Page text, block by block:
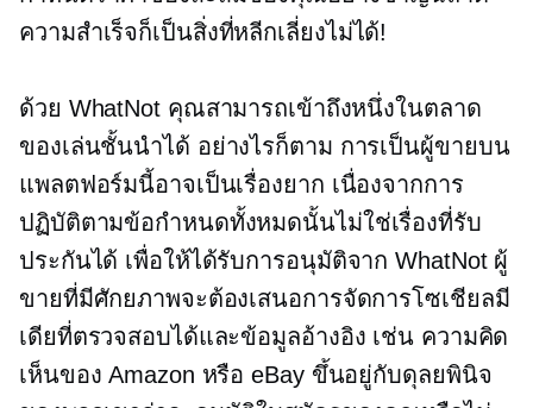
ความสำเร็จก็เป็นสิ่งที่หลีกเลี่ยงไม่ได้!
ด้วย WhatNot คุณสามารถเข้าถึงหนึ่งในตลาด
ของเล่นชั้นนำได้ อย่างไรก็ตาม การเป็นผู้ขายบน
แพลตฟอร์มนี้อาจเป็นเรื่องยาก เนื่องจากการ
ปฏิบัติตามข้อกำหนดทั้งหมดนั้นไม่ใช่เรื่องที่รับ
ประกันได้ เพื่อให้ได้รับการอนุมัติจาก WhatNot ผู้
ขายที่มีศักยภาพจะต้องเสนอการจัดการโซเชียลมี
เดียที่ตรวจสอบได้และข้อมูลอ้างอิง เช่น ความคิด
เห็นของ Amazon หรือ eBay ขึ้นอยู่กับดุลยพินิจ